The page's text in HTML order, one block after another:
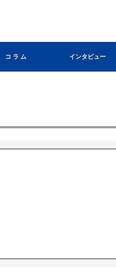
コ ラ ム インタビュー